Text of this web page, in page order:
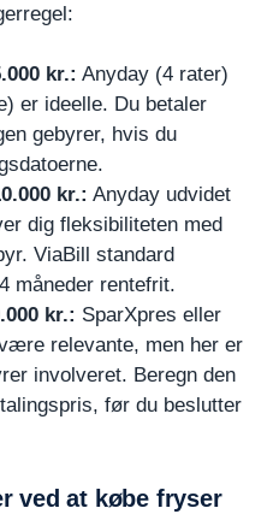
kr.: Anyday (4 rater)
er ideelle. Du betaler
gebyrer, hvis du
kr.: Anyday udvidet
dig fleksibiliteten med
ViaBill standard
måneder rentefrit.
kr.: SparXpres eller
relevante, men her er
involveret. Beregn den
før du beslutter
ved at købe fryser